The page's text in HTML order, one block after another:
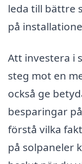
leda till bättre
på
Att investera i
steg mot en
också ge
besparingar
förstå vilka
på solpaneler